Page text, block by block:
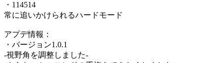
・114514
常に追いかけられるハードモード
アプデ情報：
・バージョン1.0.1
-視野角を調整しました-